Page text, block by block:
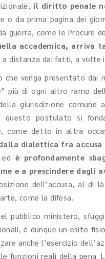
il diritto penale
o da prima pagina dei
guerra, come le Procure
accademica,
distanza dai fatti, a volte
venga presentato dai
più di ogni altro ramo
giurisdizione
questo postulato si
come detto in altra
dialettica fra accusa
è profondamente
e a prescindere dagli
dell’accusa, al di
come la difesa.
pubblico ministero,
è dunque un esito
anche l’esercizio
funzioni reali della pena.